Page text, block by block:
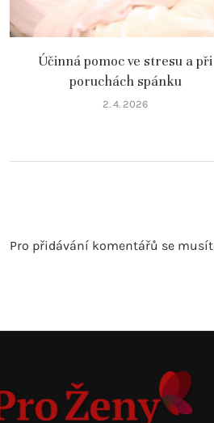
Účinná pomoc ve stresu a při
poruchách spánku
2. 4. 2026
Pro přidávání komentářů se